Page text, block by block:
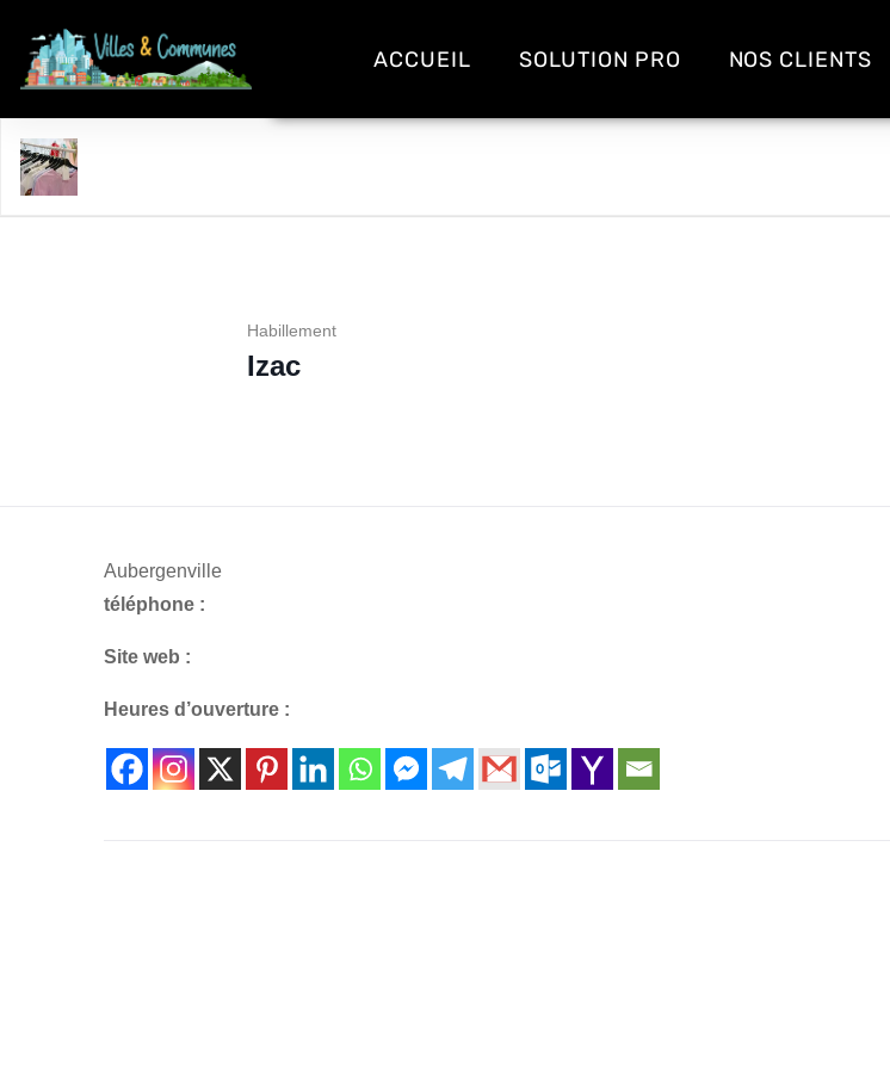
ACCUEIL SOLUTION PRO NOS CLIENTS
Habillement
Izac
Aubergenville
téléphone :
Site web :
Heures d’ouverture :